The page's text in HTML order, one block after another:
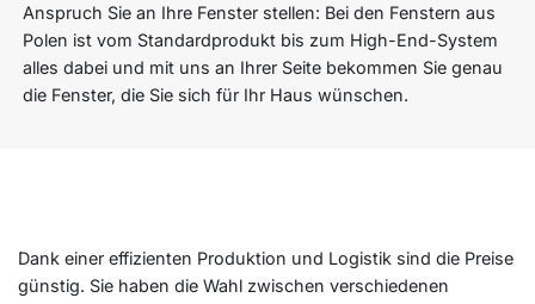
Anspruch Sie an Ihre Fenster stellen: Bei den Fenstern aus
Polen ist vom Standardprodukt bis zum High-End-System
alles dabei und mit uns an Ihrer Seite bekommen Sie genau
die Fenster, die Sie sich für Ihr Haus wünschen.
Dank einer effizienten Produktion und Logistik sind die Preise
günstig. Sie haben die Wahl zwischen verschiedenen